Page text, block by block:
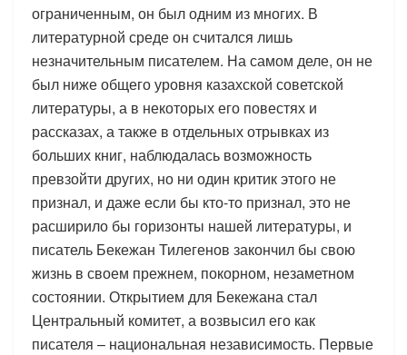
ограниченным, он был одним из многих. В
литературной среде он считался лишь
незначительным писателем. На самом деле, он не
был ниже общего уровня казахской советской
литературы, а в некоторых его повестях и
рассказах, а также в отдельных отрывках из
больших книг, наблюдалась возможность
превзойти других, но ни один критик этого не
признал, и даже если бы кто-то признал, это не
расширило бы горизонты нашей литературы, и
писатель Бекежан Тилегенов закончил бы свою
жизнь в своем прежнем, покорном, незаметном
состоянии. Открытием для Бекежана стал
Центральный комитет, а возвысил его как
писателя – национальная независимость. Первые